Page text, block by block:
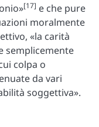
[17] e che pure
moralmente
«la carità
semplicemente
colpa o
da vari
soggettiva».